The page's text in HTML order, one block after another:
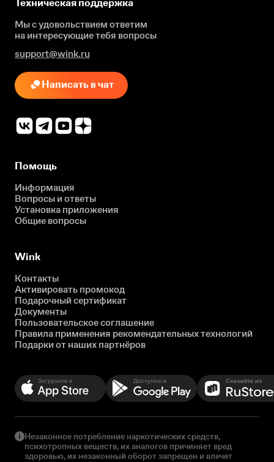
Техническая поддержка
Мы с удовольствием ответим
на интересующиетебя вопросы
support@wink.ru
Написать в чат
Помощь
Информация
Вопросы и ответы
Установка приложения
Общие вопросы
Wink
Контакты
Активировать промокод
Подарочный сертификат
Документы
Пользовательское соглашение
Правила применения рекомендательных технологий
Подарки от наших партнёров
Незаконное потребление наркотических средств,
психотропных веществ, их аналогов причиняет вред
здоровью, их незаконный оборот запрещен и влечет